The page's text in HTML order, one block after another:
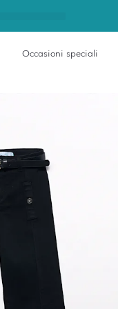
Occasioni speciali